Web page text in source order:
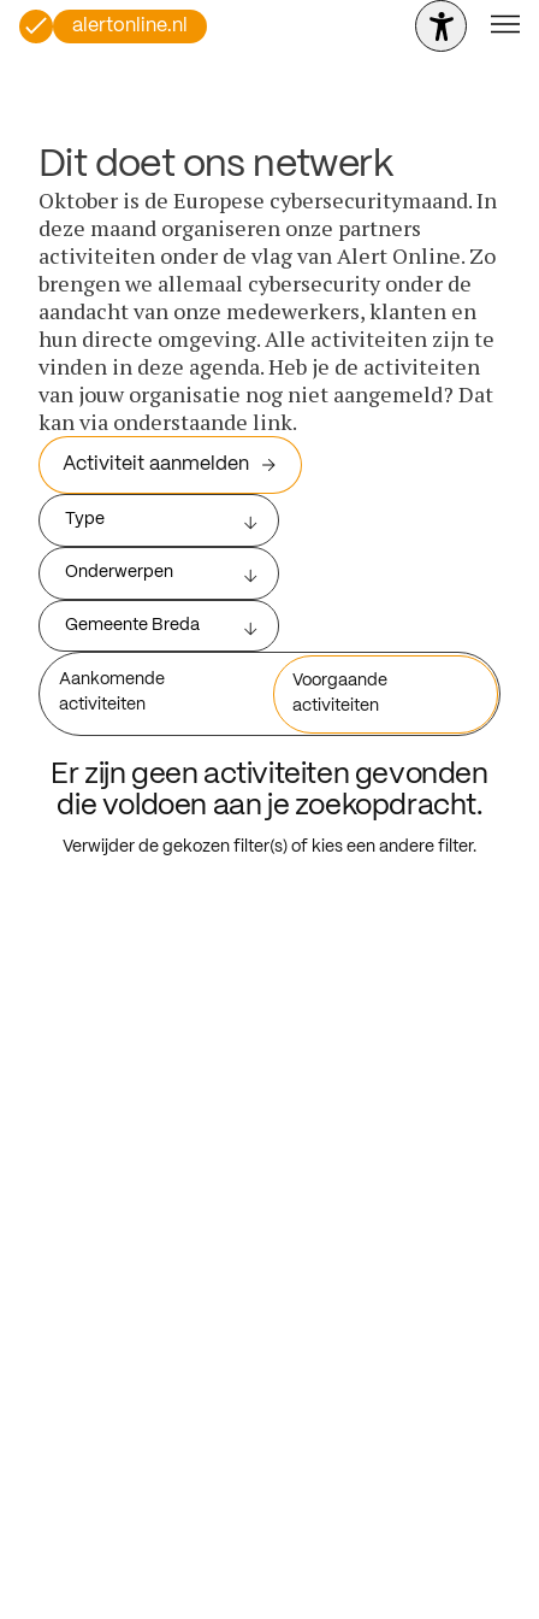
alertonline.nl
Dit doet ons netwerk
Oktober is de Europese cybersecuritymaand. In
deze maand organiseren onze partners
activiteiten onder de vlag van Alert Online. Zo
brengen we allemaal cybersecurity onder de
aandacht van onze medewerkers, klanten en
hun directe omgeving. Alle activiteiten zijn te
vinden in deze agenda. Heb je de activiteiten
van jouw organisatie nog niet aangemeld? Dat
kan via onderstaande link.
Activiteit aanmelden
Type
Onderwerpen
Gemeente Breda
Aankomende
activiteiten
Voorgaande
activiteiten
Er zijn geen activiteiten gevonden
die voldoen aan je zoekopdracht.
Verwijder de gekozen filter(s) of kies een andere filter.